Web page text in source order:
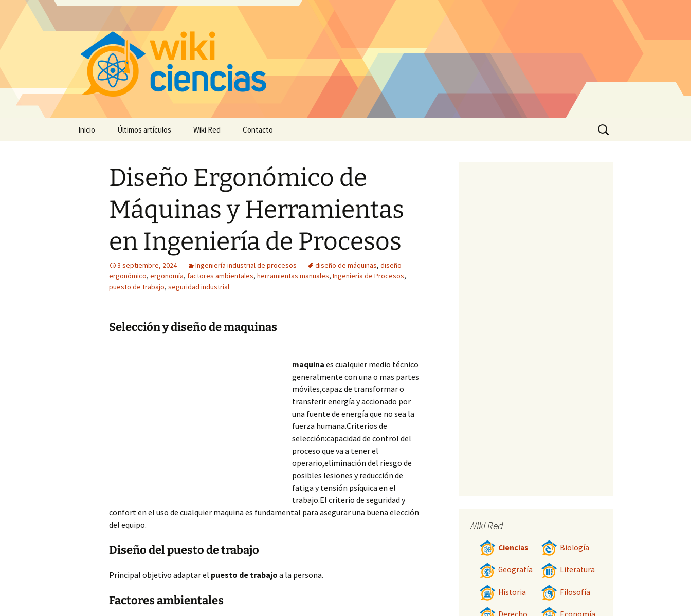
Inicio Últimos artículos Wiki Red Contacto
Buscar:
Diseño Ergonómico de
Máquinas y Herramientas
en Ingeniería de Procesos
3 septiembre, 2024 Ingeniería industrial de procesos diseño de máquinas, diseño
ergonómico, ergonomía, factores ambientales, herramientas manuales, Ingeniería de Procesos,
puesto de trabajo, seguridad industrial
Selección y diseño de maquinas
maquina es cualquier medio técnico
generalmente con una o mas partes
móviles,capaz de transformar o
transferir energía y accionado por
una fuente de energía que no sea la
fuerza humana.Criterios de
selección:capacidad de control del
proceso que va a tener el
operario,eliminación del riesgo de
posibles lesiones y reducción de
fatiga y tensión psíquica en el
trabajo.El criterio de seguridad y
confort en el uso de cualquier maquina es fundamental para aseguraruna buena elección
del equipo.
Diseño del puesto de trabajo
Principal objetivo adaptar el puesto de trabajo a la persona.
Factores ambientales
Wiki Red
Ciencias Biología
Geografía Literatura
Historia Filosofía